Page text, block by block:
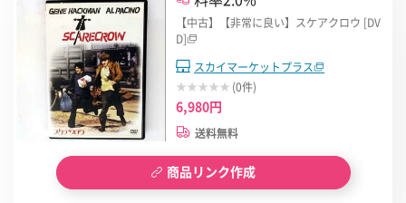
【中古】【非常に良い】スケアクロウ [DV
D]
スカイマーケットプラス
(0件)
6,980円
送料無料
商品リンク作成